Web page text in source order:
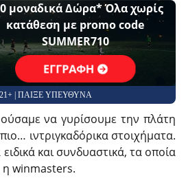
μοναδικά Δώρα* Όλα χωρίς
κατάθεση με promo code
SUMMER710
ΕΓΓΡΑΦΗ
| ΠΑΙΞΕ ΥΠΕΥΘΥΝΑ
να γυρίσουμε την πλάτη
ιντριγκαδόρικα στοιχήματα.
και συνδυαστικά, τα οποία
winmasters.